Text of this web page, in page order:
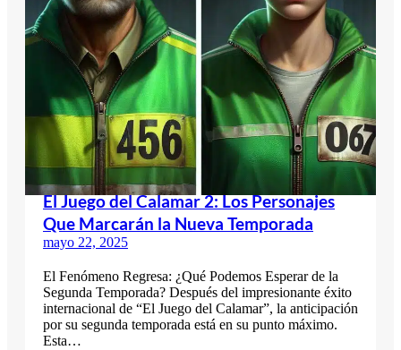
El Juego del Calamar 2: Los Personajes
Que Marcarán la Nueva Temporada
mayo 22, 2025
El Fenómeno Regresa: ¿Qué Podemos Esperar de la
Segunda Temporada? Después del impresionante éxito
internacional de “El Juego del Calamar”, la anticipación
por su segunda temporada está en su punto máximo.
Esta…